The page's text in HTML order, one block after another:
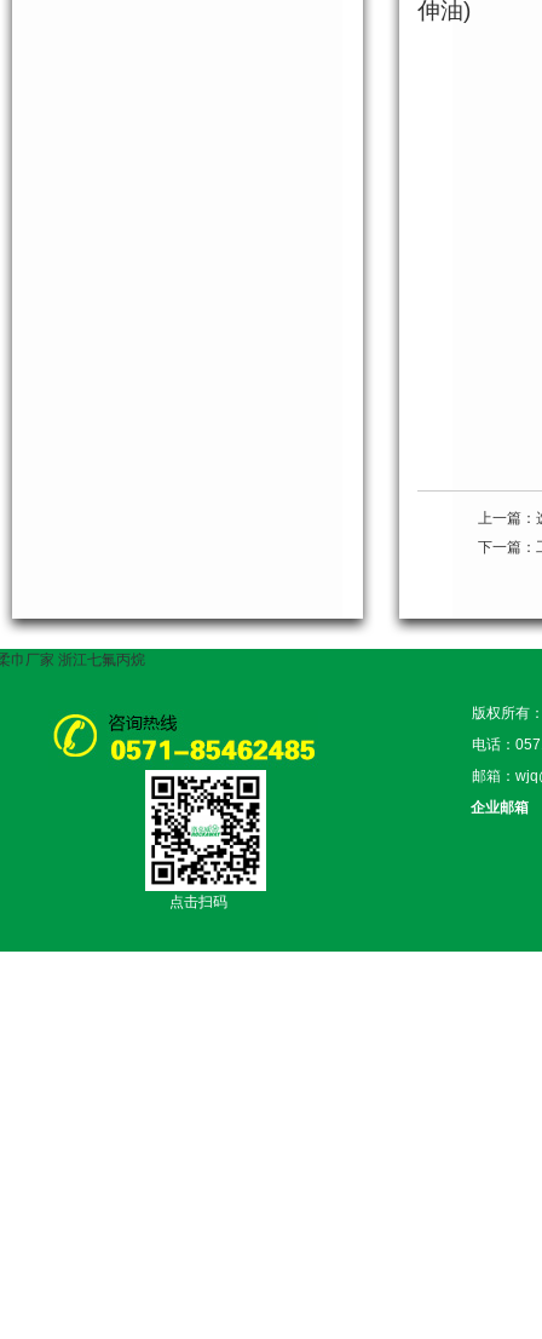
伸油)
上一篇：
下一篇：
点击扫码
巾厂家 浙江七氟丙烷
版权所有
电话：
邮箱：
企业邮箱